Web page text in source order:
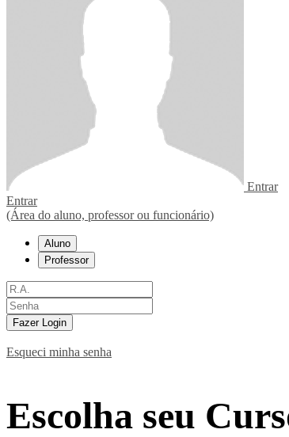
Entrar
Entrar
(Área do aluno, professor ou funcionário)
Aluno
Professor
Fazer Login
Esqueci minha senha
Escolha seu